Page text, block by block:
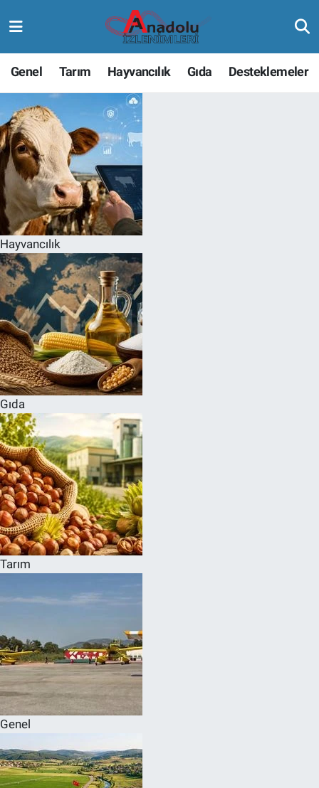
Genel Tarım Hayvancılık Gıda Desteklemeler
Hayvancılık
Gıda
Tarım
Genel